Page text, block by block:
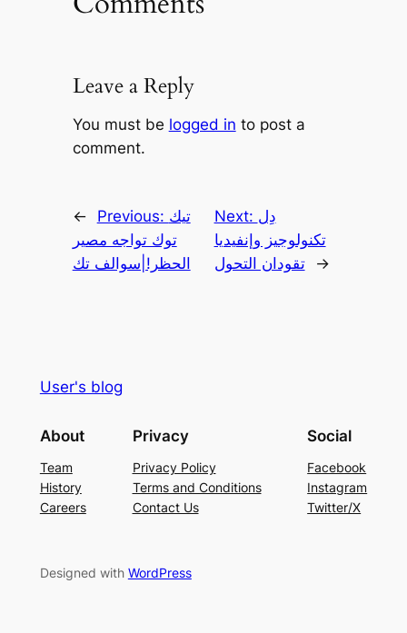
Leave a Reply
You must be logged in to post a
comment.
← Previous: تيك
توك تواجه مصير
الحظر!|سوالف تك
Next: دِل
تكنولوجيز وإنفيديا
تقودان التحول
→
User's blog
About
Team
History
Careers
Privacy
Privacy Policy
Terms and Conditions
Contact Us
Social
Facebook
Instagram
Twitter/X
Designed with WordPress